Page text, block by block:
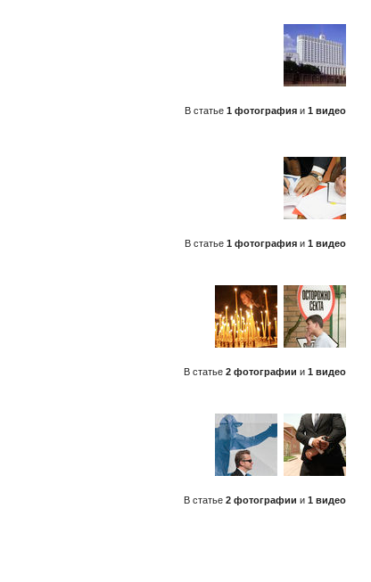
В статье 1 фотография и 1 видео
В статье 1 фотография и 1 видео
В статье 2 фотографии и 1 видео
В статье 2 фотографии и 1 видео